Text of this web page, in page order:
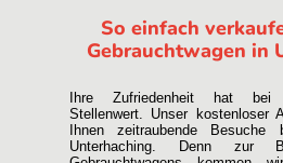
So einfach
Gebrauchtwagen in
Ihre Zufriedenheit hat bei
Stellenwert. Unser kostenloser
Ihnen zeitraubende Besuche
Unterhaching. Denn zur